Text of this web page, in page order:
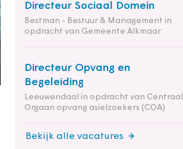
Directeur Sociaal Domein
Bestman - Bestuur & Management in
opdracht van Gemeente Alkmaar
Directeur Opvang en
Begeleiding
Leeuwendaal in opdracht van Centraal
Orgaan opvang asielzoekers (COA)
Bekijk alle vacatures